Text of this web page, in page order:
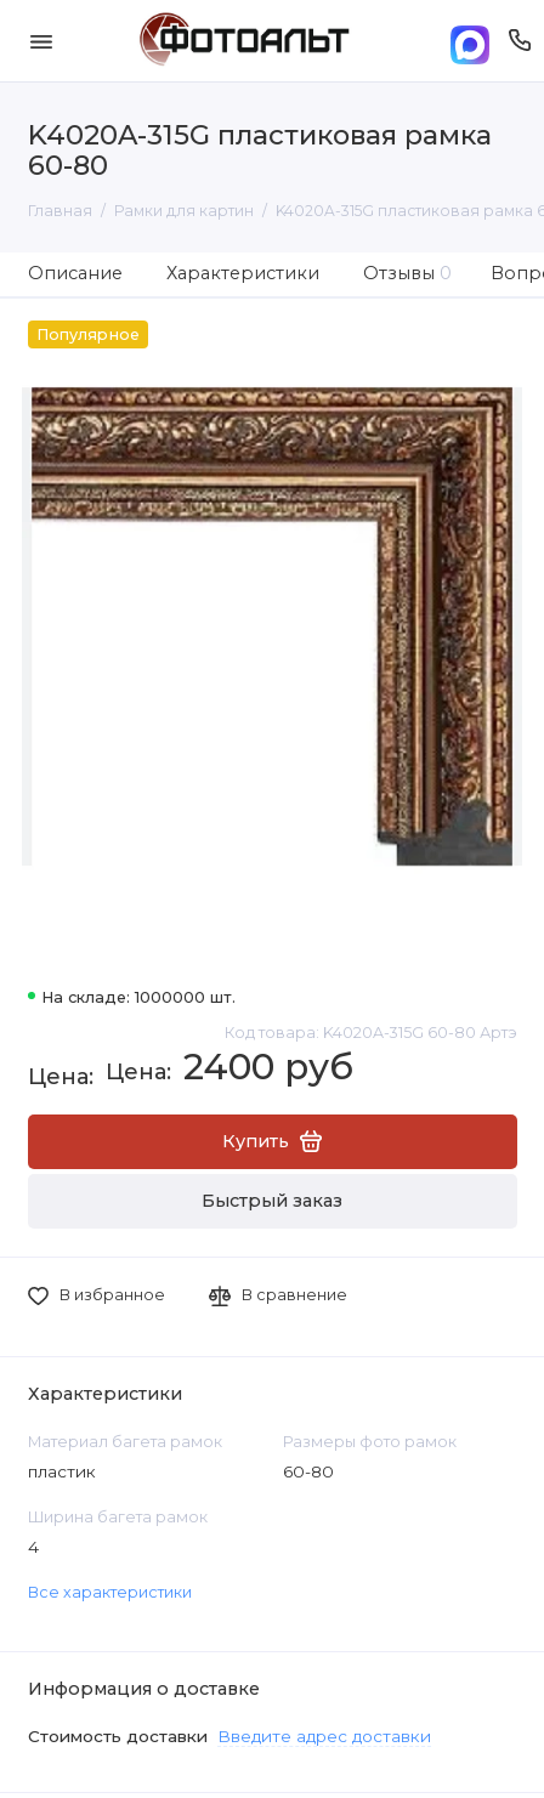
K4020A-315G пластиковая рамка
60-80
Главная Рамки для картин K4020A-315G пластиковая рамка
Описание Характеристики Отзывы 0
Популярное
На складе: 1000000 шт.
Код товара: K4020A-315G 60-80 Артэ
2400 руб
Купить
Быстрый заказ
В избранное В сравнение
Характеристики
Материал багета рамок
пластик
Размеры фото рамок
60-80
Ширина багета рамок
4
Все характеристики
Информация о доставке
Стоимость доставки Введите адрес доставки